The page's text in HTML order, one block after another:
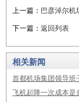
上一篇： 巴彦淖尔机
下一篇： 返回列表
相关新闻
首都机场集团领导班
飞机起降一次成本是